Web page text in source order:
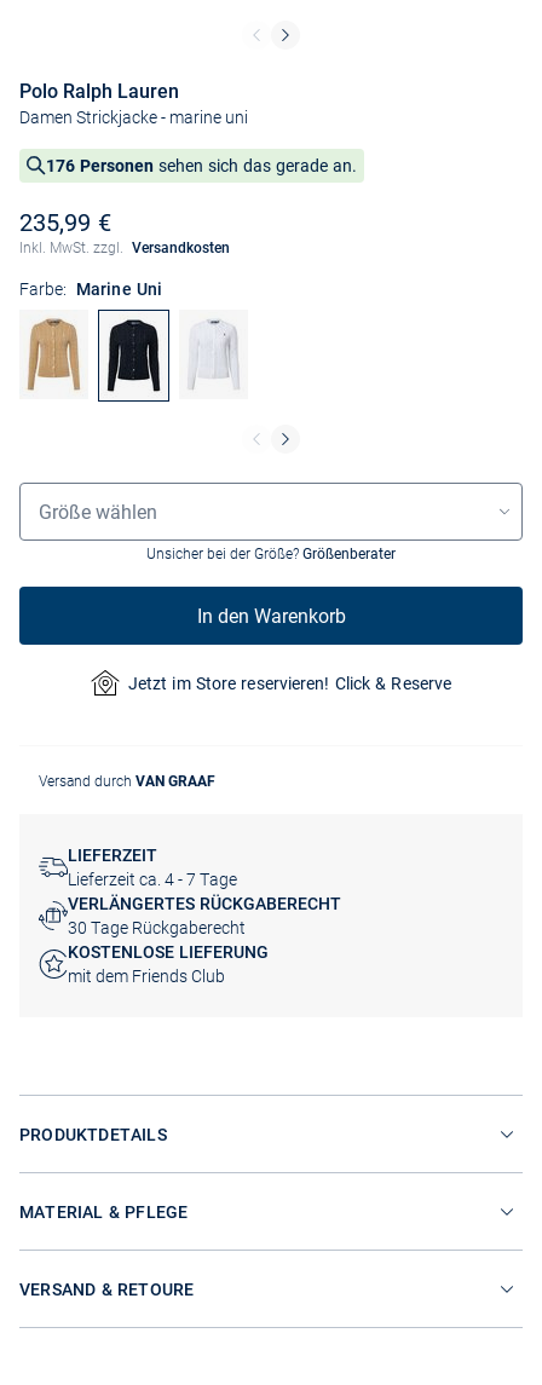
Polo Ralph Lauren
Damen Strickjacke- marine uni
176 Personen sehen sich das gerade an.
235,99 €
Inkl. MwSt. zzgl. Versandkosten
Farbe: Marine Uni
Größenauswahl
Größe wählen
Unsicher bei der Größe? Größenberater
In den Warenkorb
Jetzt im Store reservieren! Click & Reserve
Versand durch VAN GRAAF
LIEFERZEIT
Lieferzeit ca. 4 - 7 Tage
VERLÄNGERTES RÜCKGABERECHT
30 Tage Rückgaberecht
KOSTENLOSE LIEFERUNG
mit dem Friends Club
PRODUKTDETAILS
MATERIAL & PFLEGE
VERSAND & RETOURE